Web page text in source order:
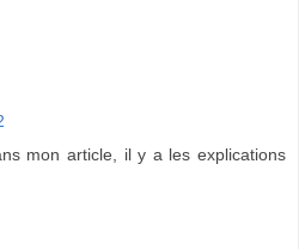
mon article, il y a les explications